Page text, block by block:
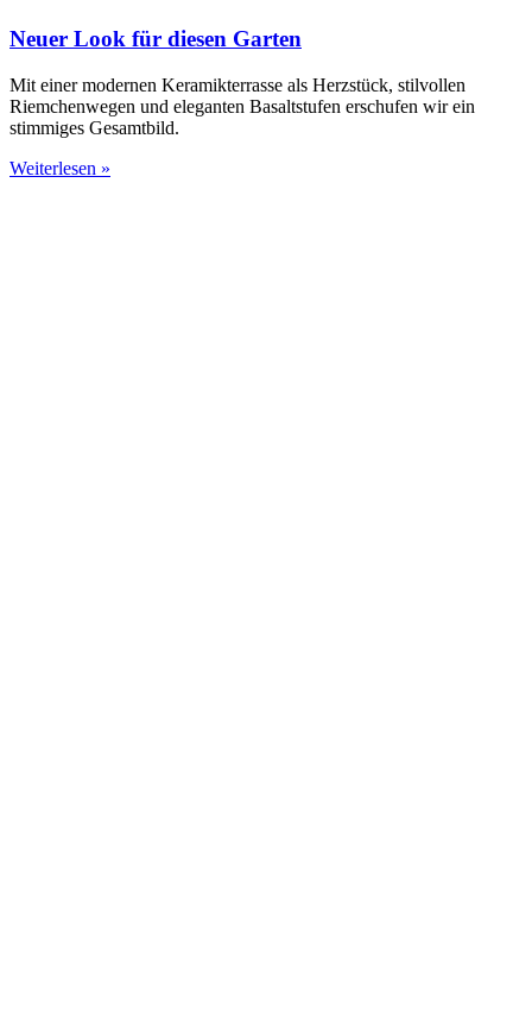
Neuer Look für diesen Garten
Mit einer modernen Keramikterrasse als Herzstück, stilvollen
Riemchenwegen und eleganten Basaltstufen erschufen wir ein
stimmiges Gesamtbild.
Weiterlesen »